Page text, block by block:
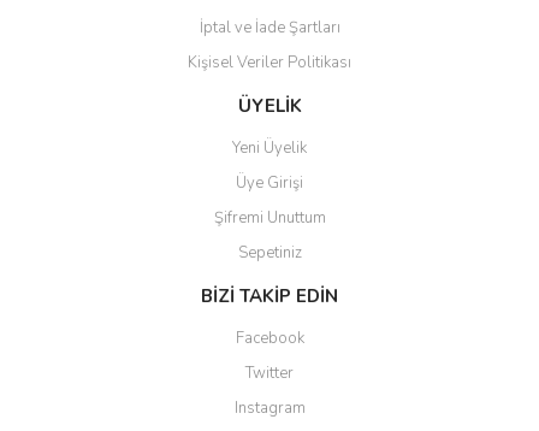
Gönder
İptal ve İade Şartları
Kişisel Veriler Politikası
ÜYELİK
Yeni Üyelik
Üye Girişi
Şifremi Unuttum
Sepetiniz
BİZİ TAKİP EDİN
Facebook
Twitter
Instagram